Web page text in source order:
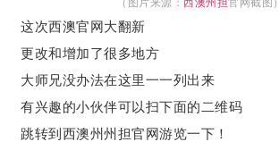
这次西澳官网大翻新
更改和增加了很多地方
大师兄没办法在这里一一列出来
有兴趣的小伙伴可以扫下面的二维码
跳转到西澳州州担官网游览一下！